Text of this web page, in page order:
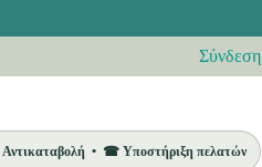
Σύνδεση
Αντικαταβολή • ☎ Υποστήριξη πελατών